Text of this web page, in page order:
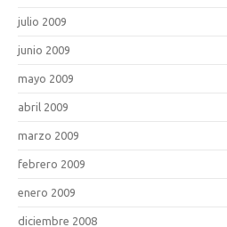
julio 2009
junio 2009
mayo 2009
abril 2009
marzo 2009
febrero 2009
enero 2009
diciembre 2008